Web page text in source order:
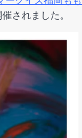
されました。